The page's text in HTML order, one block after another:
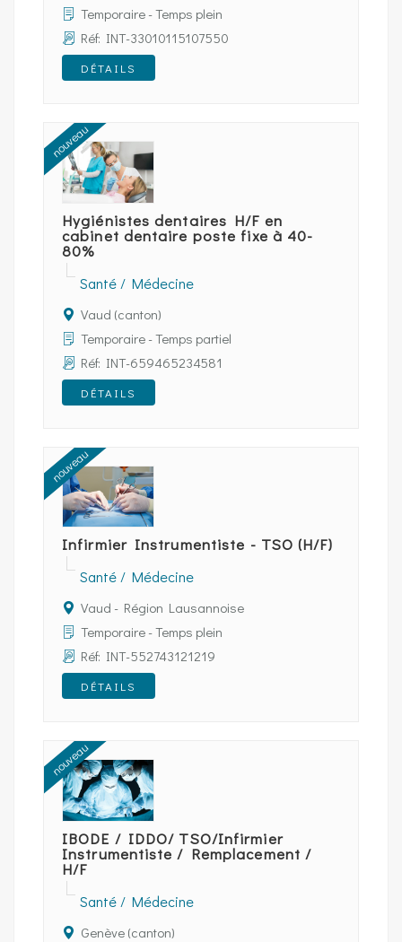
Temporaire - Temps plein
Réf: INT-33010115107550
DÉTAILS
nouveau
Hygiénistes dentaires H/F en
cabinet dentaire poste fixe à 40-
80%
Santé / Médecine
Vaud (canton)
Temporaire - Temps partiel
Réf: INT-659465234581
DÉTAILS
nouveau
Infirmier Instrumentiste - TSO (H/F)
Santé / Médecine
Vaud - Région Lausannoise
Temporaire - Temps plein
Réf: INT-552743121219
DÉTAILS
nouveau
IBODE / IDDO/ TSO/Infirmier
Instrumentiste / Remplacement /
H/F
Santé / Médecine
Genève (canton)